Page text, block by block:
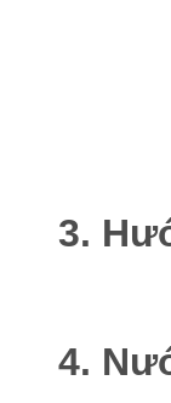
Tá
3.
4.